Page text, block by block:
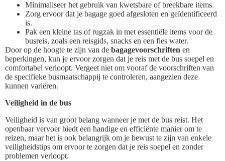
Minimaliseer het gebruik van kwetsbare of breekbare items.
Zorg ervoor dat je bagage goed afgesloten en geïdentificeerd
is.
Pak een kleine tas of rugzak in met essentiële items voor de
busreis, zoals een reisgids, snacks en een fles water.
Door op de hoogte te zijn van de bagagevoorschriften en
beperkingen, kun je ervoor zorgen dat je reis met de bus soepel en
comfortabel verloopt. Vergeet niet om vooraf de voorschriften van
de specifieke busmaatschappij te controleren, aangezien deze
kunnen variëren.
Veiligheid in de bus
Veiligheid is van groot belang wanneer je met de bus reist. Het
openbaar vervoer biedt een handige en efficiënte manier om te
reizen, maar het is ook belangrijk om je bewust te zijn van enkele
veiligheidstips om ervoor te zorgen dat je reis soepel en zonder
problemen verloopt.